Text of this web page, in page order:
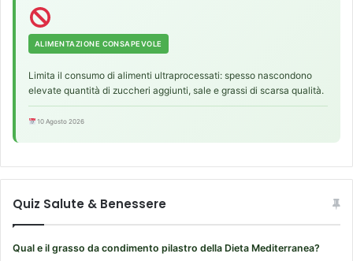
ALIMENTAZIONE CONSAPEVOLE
Limita il consumo di alimenti ultraprocessati: spesso nascondono
elevate quantità di zuccheri aggiunti, sale e grassi di scarsa qualità.
10 Agosto 2026
Quiz Salute & Benessere
Qual e il grasso da condimento pilastro della Dieta Mediterranea?